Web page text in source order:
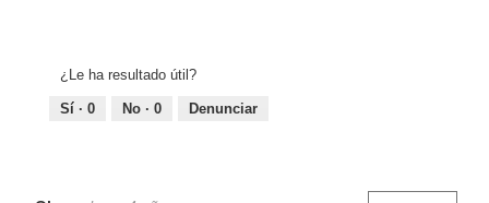
¿Le ha resultado útil?
Sí · 0 No · 0 Denunciar